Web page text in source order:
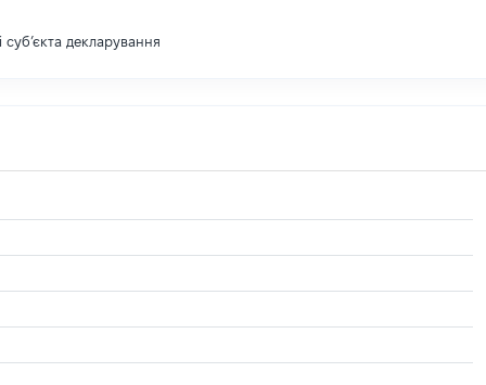
декларування